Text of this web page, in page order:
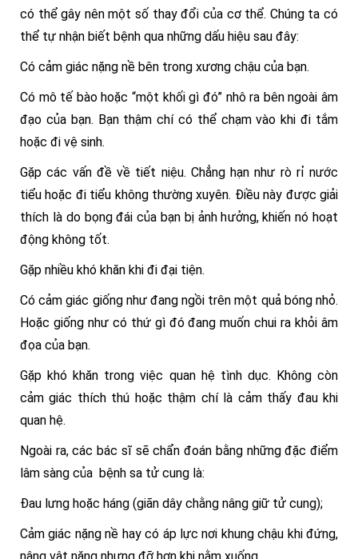
có thể gây nên một số thay đổi của cơ thể. Chúng ta có
thể tự nhận biết bệnh qua những dấu hiệu sau đây:
Có cảm giác nặng nề bên trong xương chậu của bạn.
Có mô tế bào hoặc “một khối gì đó” nhô ra bên ngoài âm
đạo của bạn. Bạn thậm chí có thể chạm vào khi đi tắm
hoặc đi vệ sinh.
Gặp các vấn đề về tiết niệu. Chẳng hạn như rò rỉ nước
tiểu hoặc đi tiểu không thường xuyên. Điều này được giải
thích là do bọng đái của bạn bị ảnh hưởng, khiến nó hoạt
động không tốt.
Gặp nhiều khó khăn khi đi đại tiện.
Có cảm giác giống như đang ngồi trên một quả bóng nhỏ.
Hoặc giống như có thứ gì đó đang muốn chui ra khỏi âm
đọa của bạn.
Gặp khó khăn trong việc quan hệ tình dục. Không còn
cảm giác thích thú hoặc thậm chí là cảm thấy đau khi
quan hệ.
Ngoài ra, các bác sĩ sẽ chẩn đoán bằng những đặc điểm
lâm sàng của bệnh sa tử cung là:
Đau lưng hoặc háng (giãn dây chằng nâng giữ tử cung);
Cảm giác nặng nề hay có áp lực nơi khung chậu khi đứng,